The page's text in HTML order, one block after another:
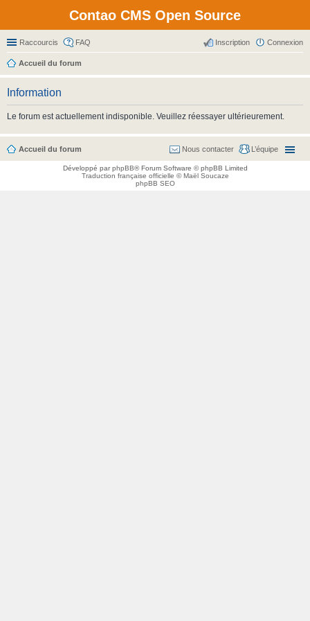
Contao CMS Open Source
Raccourcis FAQ Connexion
Inscription
Accueil du forum
Information
Le forum est actuellement indisponible. Veuillez réessayer ultérieurement.
Accueil du forum L’équipe
Nous contacter
Développé parphpBB® Forum Software © phpBB Limited
Traduction française officielle ©Maël Soucaze
phpBB SEO